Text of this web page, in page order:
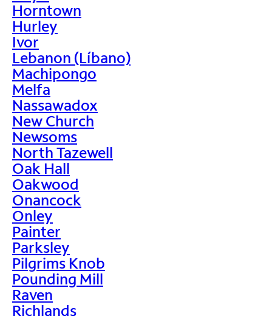
Horntown
Hurley
Ivor
Lebanon (Líbano)
Machipongo
Melfa
Nassawadox
New Church
Newsoms
North Tazewell
Oak Hall
Oakwood
Onancock
Onley
Painter
Parksley
Pilgrims Knob
Pounding Mill
Raven
Richlands